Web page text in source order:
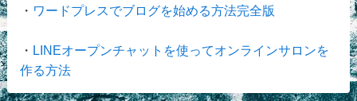
・ ワードプレスでブログを始める方法完全版
・ LINEオープンチャットを使ってオンラインサロンを
作る方法